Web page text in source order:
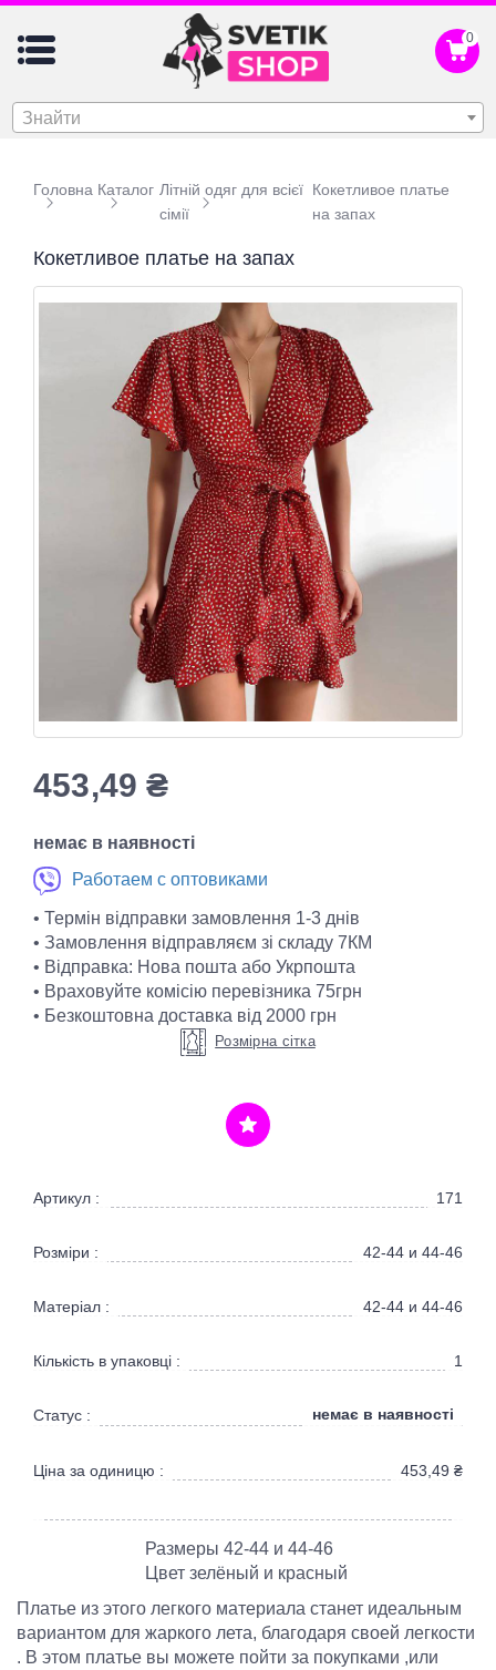
0
Знайти
Головна Каталог Літній одяг для всієї
сімії
Кокетливое платье
на запах
Кокетливое платье на запах
453,49₴
немає в наявності
Работаем с оптовиками
• Термін відправки замовлення 1-3 днів
• Замовлення відправляєм зі складу 7КМ
• Відправка: Нова пошта або Укрпошта
• Враховуйте комісію перевізника 75грн
• Безкоштовна доставка від 2000 грн
Розмірна сітка
Артикул : 171
Розміри : 42-44 и 44-46
Матеріал : 42-44 и 44-46
Кількість в упаковці : 1
Статус : немає в наявності
Ціна за одиницю : 453,49 ₴
Размеры 42-44 и 44-46
Цвет зелёный и красный
Платье из этого легкого материала станет идеальным
вариантом для жаркого лета, благодаря своей легкости
. В этом платье вы можете пойти за покупками ,или